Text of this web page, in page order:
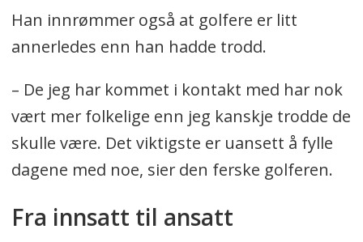
Han innrømmer også at golfere er litt
annerledes enn han hadde trodd.
– De jeg har kommet i kontakt med har nok
vært mer folkelige enn jeg kanskje trodde de
skulle være. Det viktigste er uansett å fylle
dagene med noe, sier den ferske golferen.
Fra innsatt til ansatt